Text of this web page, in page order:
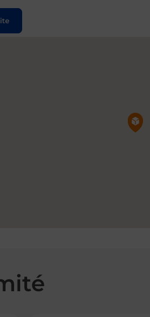
Pin de la